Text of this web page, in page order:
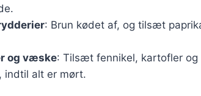
: Brun kødet af, og tilsæt
og væske: Tilsæt fennikel, kartofler
indtil alt er mørt.